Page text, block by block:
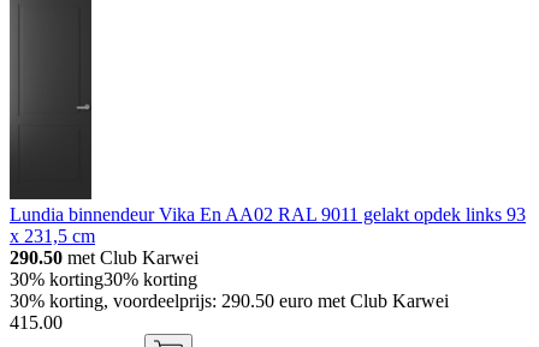
Lundia binnendeur Vika En AA02 RAL 9011 gelakt opdek links 93
x 231,5 cm
290.50 met Club Karwei
30% korting30% korting
30% korting, voordeelprijs: 290.50 euro met Club Karwei
415.00